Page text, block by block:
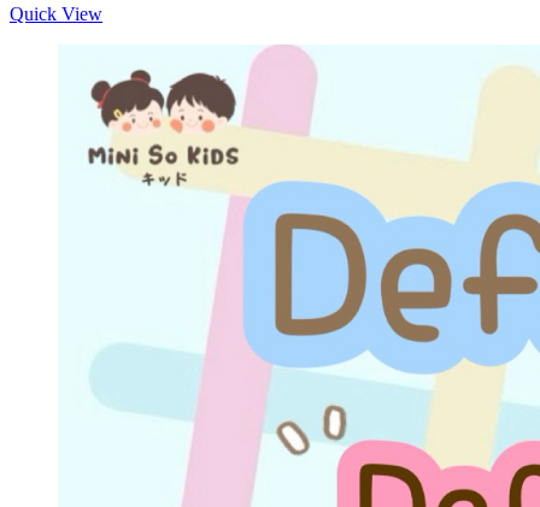
Quick View